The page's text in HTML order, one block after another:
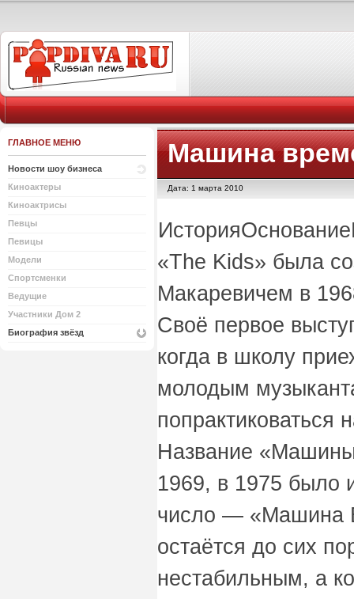
ГЛАВНОЕ МЕНЮ
Новости шоу бизнеса
Киноактеры
Киноактрисы
Певцы
Певицы
Модели
Спортсменки
Ведущие
Участники Дом 2
Биография звёзд
Машина
Дата: 1 марта 2010
«The Kids» была
Макаревичем в
Своё первое
когда в школу
молодым
попрактиковаться
Название
1969, в 1975 было
число — «Машина
остаётся до сих
нестабильным, а